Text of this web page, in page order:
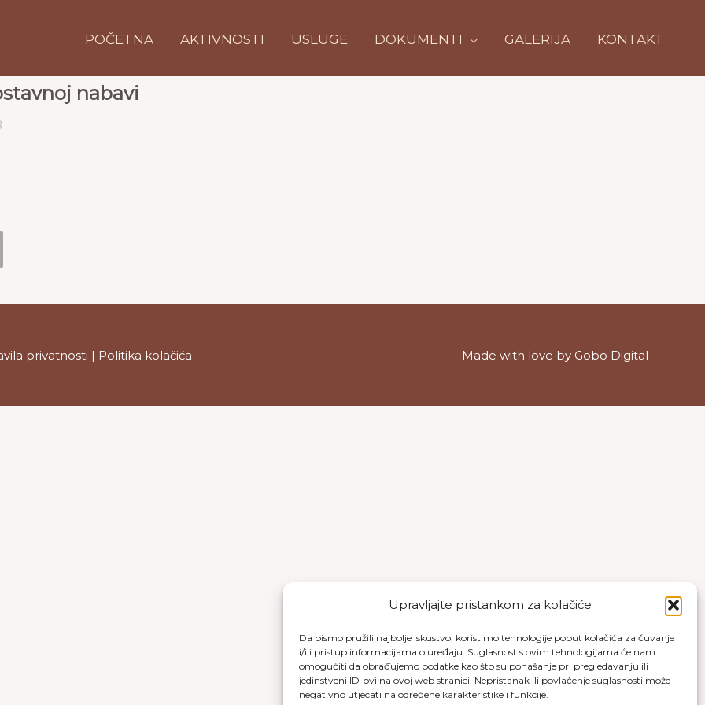
Upravljajte pristankom za kolačiće
Da bismo pružili najbolje iskustvo, koristimo tehnologije poput kolačića za čuvanje
i/ili pristup informacijama o uređaju. Suglasnost s ovim tehnologijama će nam
omogućiti da obrađujemo podatke kao što su ponašanje pri pregledavanju ili
jedinstveni ID-ovi na ovoj web stranici. Nepristanak ili povlačenje suglasnosti može
negativno utjecati na određene karakteristike i funkcije.
POČETNA AKTIVNOSTI USLUGE DOKUMENTI GALERIJA KONTAKT
nabavi
privatnosti | Politika kolačića Made with love by Gobo Digital